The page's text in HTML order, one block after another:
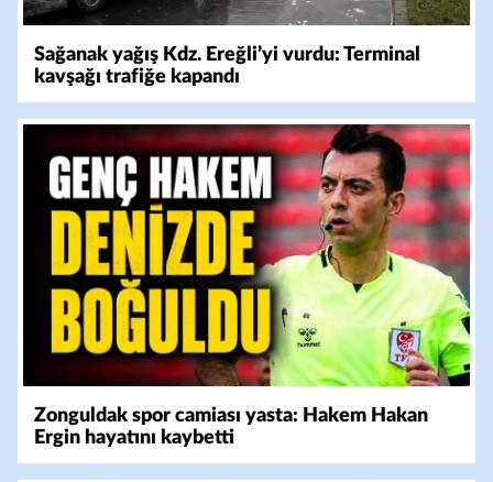
Sağanak yağış Kdz. Ereğli’yi vurdu: Terminal
kavşağı trafiğe kapandı
Zonguldak spor camiası yasta: Hakem Hakan
Ergin hayatını kaybetti